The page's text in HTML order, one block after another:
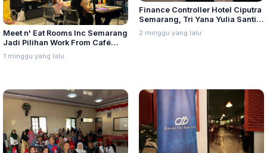
Meet n' Eat Rooms Inc Semarang
Jadi Pilihan Work From Café
dengan Menu Baru yang Variatif
1 minggu yang lalu
Finance Controller Hotel Ciputra
Semarang, Tri Yana Yulia Santi:
Kepemimpinan Berawal dari
Integritas dan Proses
2 minggu yang lalu